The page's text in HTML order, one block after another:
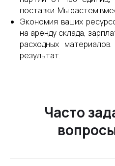
поставки. Мы растем
Экономия ваших
на аренду склада,
расходных
результат.
Часто